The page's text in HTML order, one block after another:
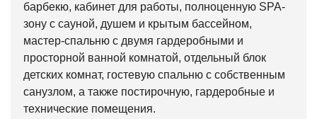
барбекю, кабинет для работы, полноценную SPA-
зону с сауной, душем и крытым бассейном,
мастер-спальню с двумя гардеробными и
просторной ванной комнатой, отдельный блок
детских комнат, гостевую спальню с собственным
санузлом, а также постирочную, гардеробные и
технические помещения.